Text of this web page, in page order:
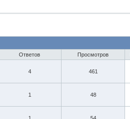
Ответов Просмотров
4 461
1 48